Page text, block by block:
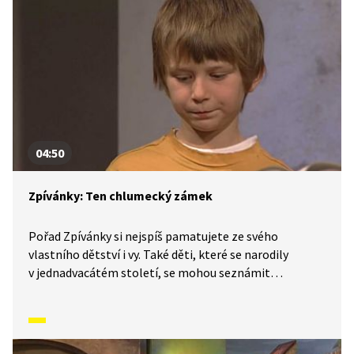
04:50
Zpívánky: Ten chlumecký zámek
Pořad Zpívánky si nejspíš pamatujete ze svého
vlastního dětství i vy. Také děti, které se narodily
v jednadvacátém století, se mohou seznámit
představíme písničky i dobový kontext, ve kterém
vznikly. V tomto díle se naučíme Ten chlumecký zámek.